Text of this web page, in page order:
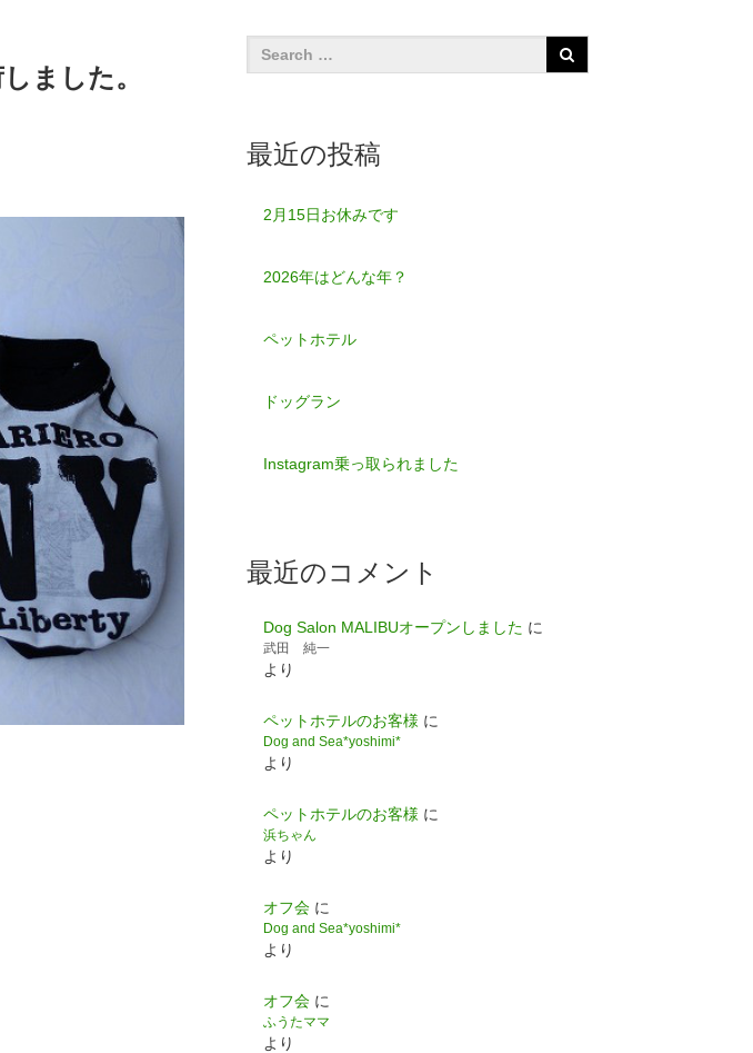
ました。
最近の投稿
2月15日お休みです
2026年はどんな年？
ペットホテル
ドッグラン
Instagram乗っ取られました
最近のコメント
Dog Salon MALIBUオープンしました に
武田 純一
より
ペットホテルのお客様 に
Dog and Sea*yoshimi*
より
ペットホテルのお客様 に
浜ちゃん
より
オフ会 に
Dog and Sea*yoshimi*
より
オフ会 に
ふうたママ
より